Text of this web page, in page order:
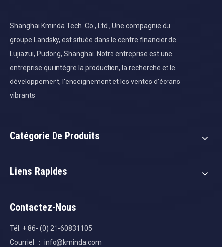
Shanghai Kminda Tech. Co., Ltd., Une compagnie du
groupe Landsky, est située dans le centre financier de
Lujiazui, Pudong, Shanghai. Notre entreprise est une
entreprise qui intègre la production, la recherche et le
développement, l'enseignement et les ventes d'écrans
vibrants
Catégorie De Produits
Liens Rapides
Contactez-Nous
Tél: + 86- (0) 21-60831105
Courriel ： info@kminda.com